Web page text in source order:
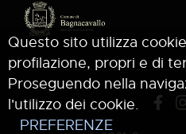
Questo sito utilizza
profilazione, propri e di
Proseguendo nella
l'utilizzo dei cookie.
PREFERENZE